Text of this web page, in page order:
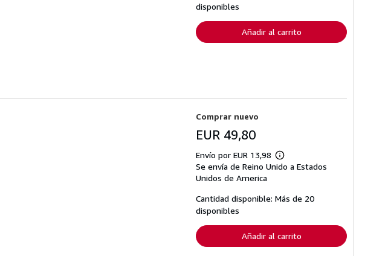
disponibles
Añadir al carrito
Comprar nuevo
EUR 49,80
Envío por EUR 13,98
Más
información
tarifas
de
Se envía de Reino Unido a Estados
Unidos de America
Cantidad disponible: Más de 20
disponibles
Añadir al carrito